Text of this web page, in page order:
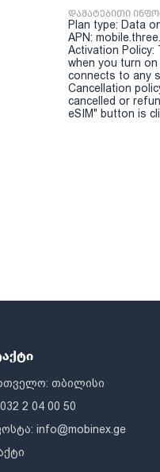
დამატებითი
Plan type: Data
APN:
Activation Policy:
when you turn on
connects to any
Cancellation
cancelled or
eSIM" button is
თბილისი
2 04 00 50
info@mobinex.ge